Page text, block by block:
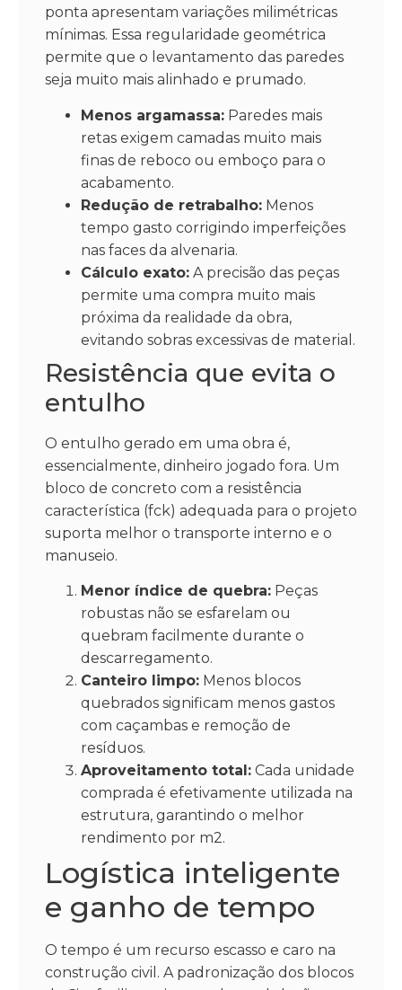
ponta apresentam variações milimétricas
mínimas. Essa regularidade geométrica
permite que o levantamento das paredes
seja muito mais alinhado e prumado.
Menos argamassa: Paredes mais
retas exigem camadas muito mais
finas de reboco ou emboço para o
acabamento.
Redução de retrabalho: Menos
tempo gasto corrigindo imperfeições
nas faces da alvenaria.
Cálculo exato: A precisão das peças
permite uma compra muito mais
próxima da realidade da obra,
evitando sobras excessivas de material.
Resistência que evita o
entulho
O entulho gerado em uma obra é,
essencialmente, dinheiro jogado fora. Um
bloco de concreto com a resistência
característica (fck) adequada para o projeto
suporta melhor o transporte interno e o
manuseio.
Menor índice de quebra: Peças
robustas não se esfarelam ou
quebram facilmente durante o
descarregamento.
Canteiro limpo: Menos blocos
quebrados significam menos gastos
com caçambas e remoção de
resíduos.
Aproveitamento total: Cada unidade
comprada é efetivamente utilizada na
estrutura, garantindo o melhor
rendimento por m2.
Logística inteligente
e ganho de tempo
O tempo é um recurso escasso e caro na
construção civil. A padronização dos blocos